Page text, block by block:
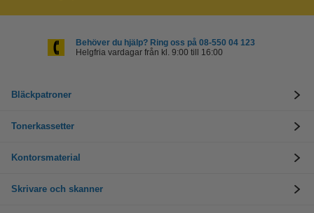
Behöver du hjälp? Ring oss på 08-550 04 123
Helgfria vardagar från kl. 9:00 till 16:00
Bläckpatroner
Tonerkassetter
Kontorsmaterial
Skrivare och skanner